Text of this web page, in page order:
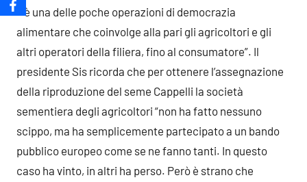
– è una delle poche operazioni di democrazia
alimentare che coinvolge alla pari gli agricoltori e gli
altri operatori della filiera, fino al consumatore”. Il
presidente Sis ricorda che per ottenere l’assegnazione
della riproduzione del seme Cappelli la società
sementiera degli agricoltori “non ha fatto nessuno
scippo, ma ha semplicemente partecipato a un bando
pubblico europeo come se ne fanno tanti. In questo
caso ha vinto, in altri ha perso. Però è strano che